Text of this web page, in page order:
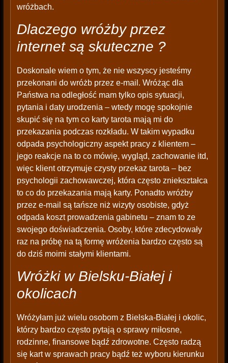
wróżbach.
Dlaczego wróżby przez
internet są skuteczne ?
Doskonale wiem o tym, że nie wszyscy jesteśmy
przekonani do wróżb przez e-mail. Wróżąc dla
Państwa na odległość mam tylko opis sytuacji,
pytania i daty urodzenia – wtedy mogę spokojnie
skupić się na tym co karty tarota mają mi do
przekazania podczas rozkładu. W takim wypadku
odpada psychologiczny aspekt pracy z klientem –
jego reakcje na to co mówię, wygląd, zachowanie itd,
więc klient otrzymuje czysty przekaz tarota – bez
psychologii zachowawczej, która często zniekształca
to co do przekazania mają karty. Ponadto wróżby
przez e-mail są tańsze niż wizyty osobiste, gdyż
odpada koszt prowadzenia gabinetu – znam to ze
swojego doświadczenia. Osoby, które zdecydowały
raz na próbę na tą formę wróżenia bardzo często są
do dziś moimi stałymi klientami.
Wróżki w Bielsku-Białej i
okolicach
Wróżyłam już wielu osobom z Bielska-Białej i okolic,
którzy bardzo często pytają o sprawy miłosne,
rodzinne, finansowe bądź zdrowotne. Często radzą
się kart w sprawach pracy bądź też wyboru kierunku